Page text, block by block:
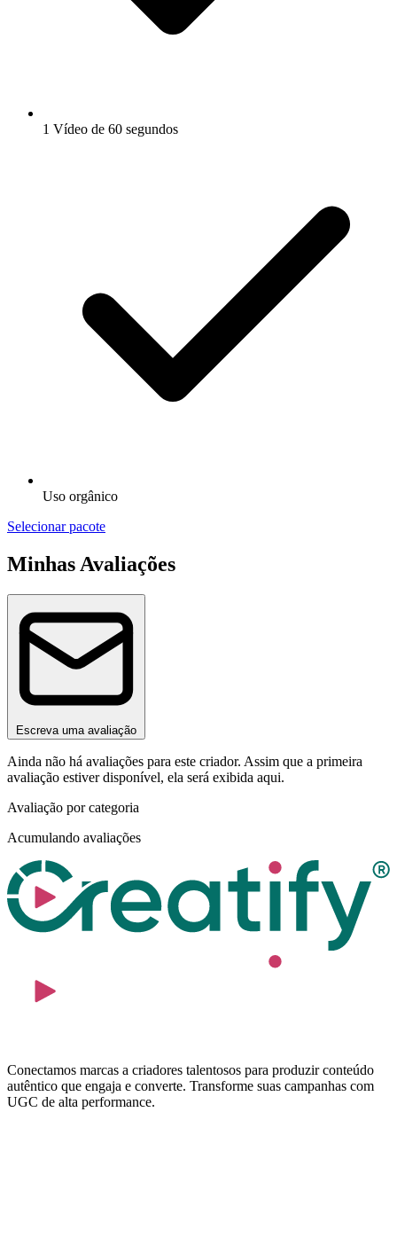
1 Vídeo de 60 segundos
Uso orgânico
Selecionar pacote
Minhas Avaliações
Escreva uma avaliação
Ainda não há avaliações para este criador. Assim que a primeira
avaliação estiver disponível, ela será exibida aqui.
Avaliação por categoria
Acumulando avaliações
Conectamos marcas a criadores talentosos para produzir conteúdo
autêntico que engaja e converte. Transforme suas campanhas com
UGC de alta performance.